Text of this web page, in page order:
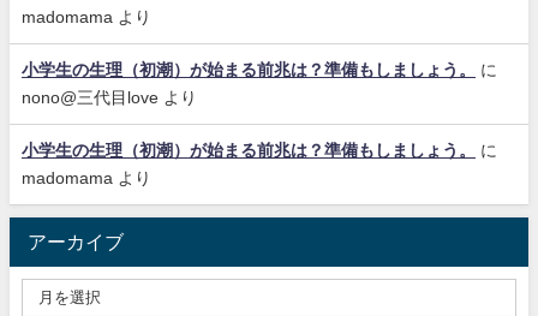
madomama より
小学生の生理（初潮）が始まる前兆は？準備もしましょう。
に
nono@三代目love より
小学生の生理（初潮）が始まる前兆は？準備もしましょう。
に
madomama より
アーカイブ